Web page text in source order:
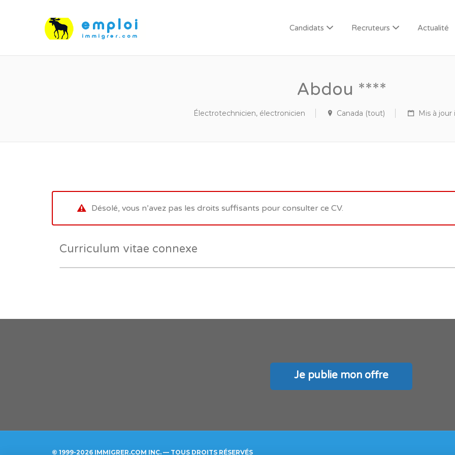
Candidats Recruteurs Actualité
Abdou ****
Électrotechnicien, électronicien Canada (tout) Mis à jour
Désolé, vous n’avez pas les droits suffisants pour consulter ce CV.
Curriculum vitae connexe
Je publie mon offre
© 1999-2026 IMMIGRER.COM INC. — TOUS DROITS RÉSERVÉS